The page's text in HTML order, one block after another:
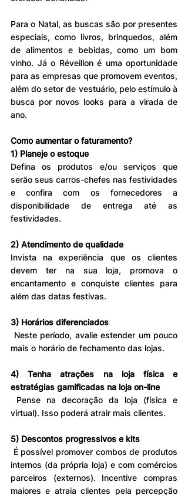
Para o Natal, as buscas são por presentes
especiais, como livros, brinquedos, além
de alimentos e bebidas, como um bom
vinho. Já o Réveillon é uma oportunidade
para as empresas que promovem eventos,
além do setor de vestuário, pelo estímulo à
busca por novos looks para a virada de
ano.
Como aumentar o faturamento?
1) Planeje o estoque
Defina os produtos e/ou serviços que
serão seus carros-chefes nas festividades
e confira com os fornecedores a
disponibilidade de entrega até as
festividades.
2) Atendimento de qualidade
Invista na experiência que os clientes
devem ter na sua loja, promova o
encantamento e conquiste clientes para
além das datas festivas.
3) Horários diferenciados
Neste período, avalie estender um pouco
mais o horário de fechamento das lojas.
4) Tenha atrações na loja física e
estratégias gamificadas na loja on-line
Pense na decoração da loja (física e
virtual). Isso poderá atrair mais clientes.
5) Descontos progressivos e kits
É possível promover combos de produtos
internos (da própria loja) e com comércios
parceiros (externos). Incentive compras
maiores e atraia clientes pela percepção